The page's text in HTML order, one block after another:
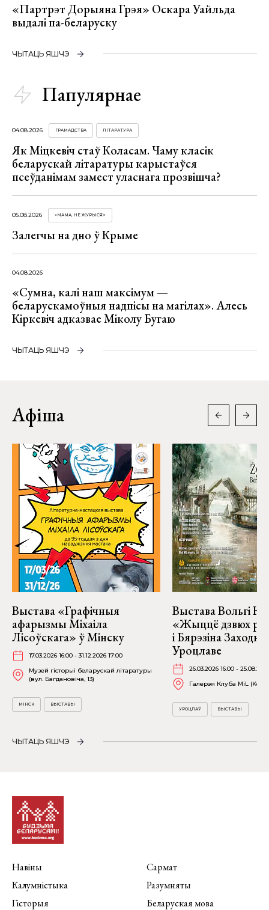
«Партрэт Дорыяна Грэя» Оскара Уайльда
выдалі па-беларуску
ЧЫТАЦЬ ЯШЧЭ
Папулярнае
04.08.2026 ГРАМАДСТВА ЛІТАРАТУРА
Як Міцкевіч стаў Коласам. Чаму класік
беларускай літаратуры карыстаўся
псеўданімам замест уласнага прозвішча?
05.08.2026 «МАМА, НЕ ЖУРЫСЯ!»
Залегчы на дно ў Крыме
04.08.2026
«Сумна, калі наш максімум —
беларускамоўныя надпісы на магілах». Алесь
Кіркевіч адказвае Міколу Бугаю
ЧЫТАЦЬ ЯШЧЭ
Афіша
Выстава «Графічныя
афарызмы Міхаіла
Лісоўскага» ў Мінску
17.03.2026 16:00 - 31.12.2026 17:00
Музей гісторыі беларускай літаратуры
(вул. Багдановіча, 13)
МІНСК ВЫСТАВЫ
Выстава Вольгі
«Жыццё дзвюх
і Бярэзіна
Уроцлаве
26.03.2026 16:00 -
Галерэя Клуба MiL
УРОЦЛАЎ ВЫСТАВЫ
ЧЫТАЦЬ ЯШЧЭ
Навіны
Калумністыка
Гісторыя
Сармат
Разумняты
Беларуская мова